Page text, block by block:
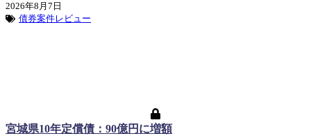
2026年8月7日
債券案件レビュー
宮城県10年定償債：90億円に増額